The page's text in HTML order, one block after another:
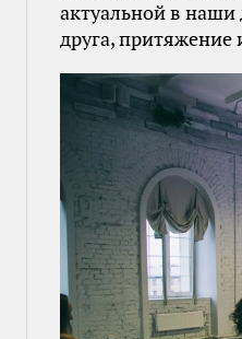
актуальной в
друга, притяжение